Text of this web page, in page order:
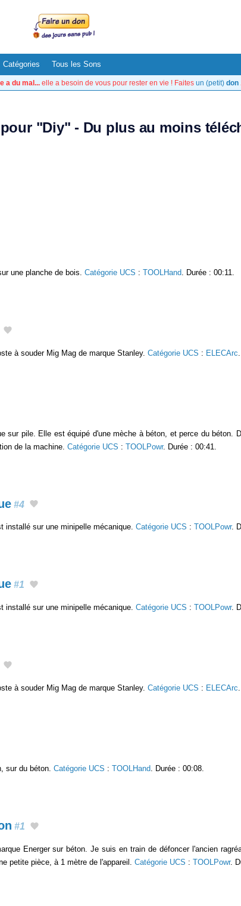
Catégories Tous les Sons
a du mal... elle a besoin de vous pour rester en vie ! Faites un (petit) don
"Diy" - Du plus au moins
une planche de bois. Catégorie UCS : TOOLHand . Durée : 00:11.
à souder Mig Mag de marque Stanley. Catégorie UCS : ELECArc
sur pile. Elle est équipé d'une mèche à béton, et perce du béton.
de la machine. Catégorie UCS : TOOLPowr. Durée : 00:41.
#4
installé sur une minipelle mécanique. Catégorie UCS : TOOLPowr.
#1
installé sur une minipelle mécanique. Catégorie UCS : TOOLPowr.
à souder Mig Mag de marque Stanley. Catégorie UCS : ELECArc
sur du béton. Catégorie UCS : TOOLHand . Durée : 00:08.
#1
Energer sur béton. Je suis en train de défoncer l'ancien
petite pièce, à 1 mètre de l'appareil. Catégorie UCS : TOOLPowr.